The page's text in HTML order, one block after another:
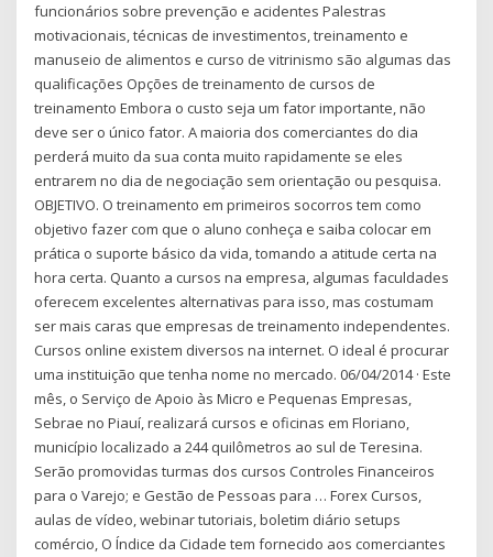
funcionários sobre prevenção e acidentes Palestras
motivacionais, técnicas de investimentos, treinamento e
manuseio de alimentos e curso de vitrinismo são algumas das
qualificações Opções de treinamento de cursos de
treinamento Embora o custo seja um fator importante, não
deve ser o único fator. A maioria dos comerciantes do dia
perderá muito da sua conta muito rapidamente se eles
entrarem no dia de negociação sem orientação ou pesquisa.
OBJETIVO. O treinamento em primeiros socorros tem como
objetivo fazer com que o aluno conheça e saiba colocar em
prática o suporte básico da vida, tomando a atitude certa na
hora certa. Quanto a cursos na empresa, algumas faculdades
oferecem excelentes alternativas para isso, mas costumam
ser mais caras que empresas de treinamento independentes.
Cursos online existem diversos na internet. O ideal é procurar
uma instituição que tenha nome no mercado. 06/04/2014 · Este
mês, o Serviço de Apoio às Micro e Pequenas Empresas,
Sebrae no Piauí, realizará cursos e oficinas em Floriano,
município localizado a 244 quilômetros ao sul de Teresina.
Serão promovidas turmas dos cursos Controles Financeiros
para o Varejo; e Gestão de Pessoas para … Forex Cursos,
aulas de vídeo, webinar tutoriais, boletim diário setups
comércio, O Índice da Cidade tem fornecido aos comerciantes